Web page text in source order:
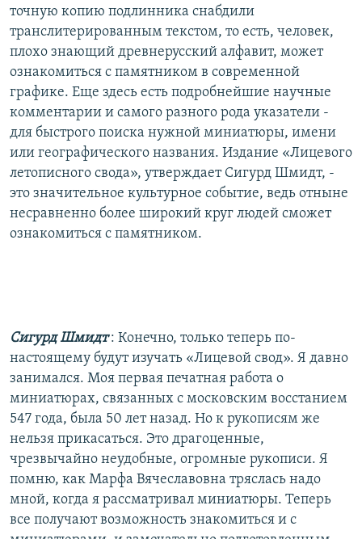
точную копию подлинника снабдили
транслитерированным текстом, то есть, человек,
плохо знающий древнерусский алфавит, может
ознакомиться с памятником в современной
графике. Еще здесь есть подробнейшие научные
комментарии и самого разного рода указатели -
для быстрого поиска нужной миниатюры, имени
или географического названия. Издание «Лицевого
летописного свода», утверждает Сигурд Шмидт, -
это значительное культурное событие, ведь отныне
несравненно более широкий круг людей сможет
ознакомиться с памятником.
Сигурд Шмидт: Конечно, только теперь по-
настоящему будут изучать «Лицевой свод». Я давно
занимался. Моя первая печатная работа о
миниатюрах, связанных с московским восстанием
547 года, была 50 лет назад. Но к рукописям же
нельзя прикасаться. Это драгоценные,
чрезвычайно неудобные, огромные рукописи. Я
помню, как Марфа Вячеславовна тряслась надо
мной, когда я рассматривал миниатюры. Теперь
все получают возможность знакомиться и с